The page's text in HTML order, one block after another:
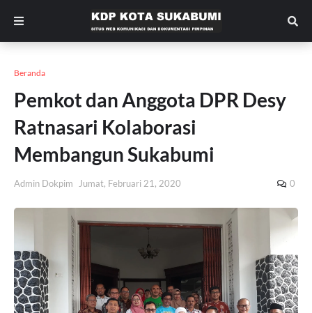
Beranda
Pemkot dan Anggota DPR Desy
Ratnasari Kolaborasi
Membangun Sukabumi
Admin Dokpim Jumat, Februari 21, 2020 0